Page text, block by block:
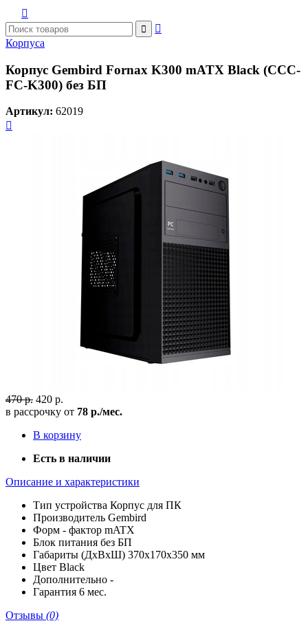



Корпуса
Корпус Gembird Fornax K300 mATX Black (CCC-
FC-K300) без БП
Артикул: 62019

470 р. 420 р.
в рассрочку от 78 р./мес.
В корзину
Есть в наличии
Описание и характеристики
Тип устройства Корпус для ПК
Производитель Gembird
Форм - фактор mATX
Блок питания без БП
Габариты (ДхВхШ) 370х170х350 мм
Цвет Black
Дополнительно -
Гарантия 6 мес.
Отзывы (0)